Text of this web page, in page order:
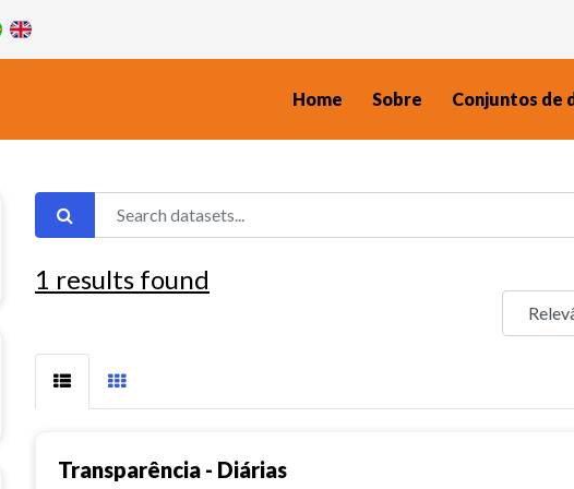
Home Sobre Conjuntos de
1 results found
Transparência - Diárias